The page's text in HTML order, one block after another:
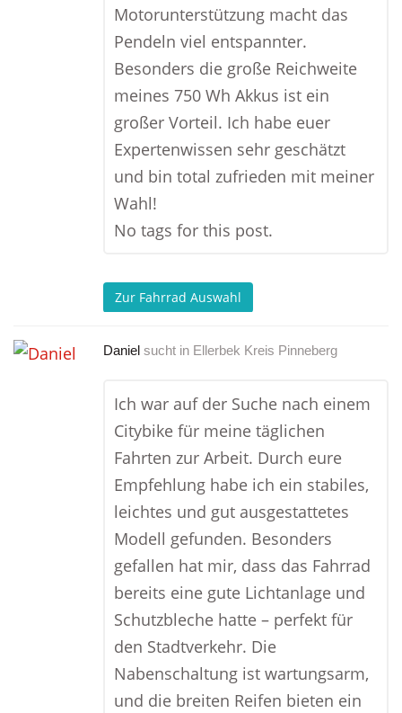
Motorunterstützung macht das
Pendeln viel entspannter.
Besonders die große Reichweite
meines 750 Wh Akkus ist ein
großer Vorteil. Ich habe euer
Expertenwissen sehr geschätzt
und bin total zufrieden mit meiner
Wahl!
No tags for this post.
Zur Fahrrad Auswahl
Daniel sucht in Ellerbek Kreis Pinneberg
Ich war auf der Suche nach einem
Citybike für meine täglichen
Fahrten zur Arbeit. Durch eure
Empfehlung habe ich ein stabiles,
leichtes und gut ausgestattetes
Modell gefunden. Besonders
gefallen hat mir, dass das Fahrrad
bereits eine gute Lichtanlage und
Schutzbleche hatte – perfekt für
den Stadtverkehr. Die
Nabenschaltung ist wartungsarm,
und die breiten Reifen bieten ein